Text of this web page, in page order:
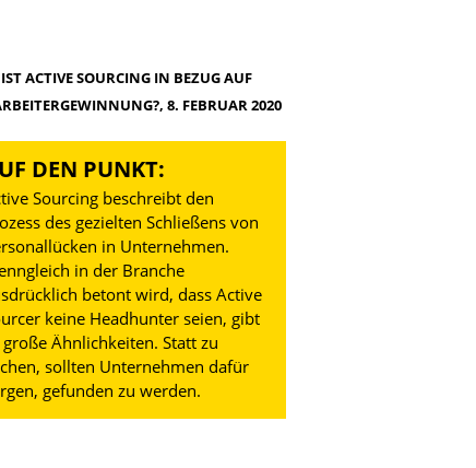
ACTIVE SOURCING IN BEZUG AUF
8. FEBRUAR 2020
DEN PUNKT:
Sourcing beschreibt den
des gezielten Schließens von
in Unternehmen.
in der Branche
betont wird, dass Active
keine Headhunter seien, gibt
große Ähnlichkeiten. Statt zu
sollten Unternehmen dafür
gefunden zu werden.